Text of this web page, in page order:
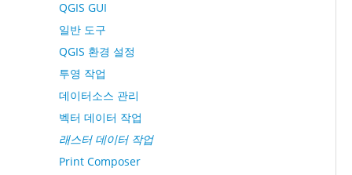
QGIS GUI
일반 도구
QGIS 환경 설정
투영 작업
데이터소스 관리
벡터 데이터 작업
래스터 데이터 작업
Print Composer